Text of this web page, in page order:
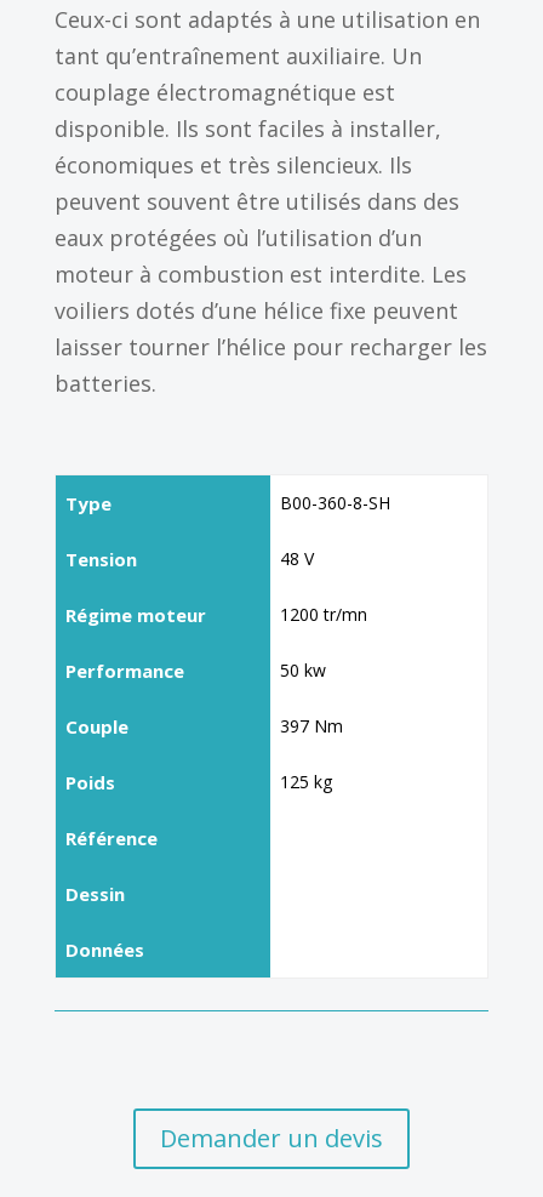
Ceux-ci sont adaptés à une utilisation en
tant qu’entraînement auxiliaire. Un
couplage électromagnétique est
disponible. Ils sont faciles à installer,
économiques et très silencieux. Ils
peuvent souvent être utilisés dans des
eaux protégées où l’utilisation d’un
moteur à combustion est interdite. Les
voiliers dotés d’une hélice fixe peuvent
laisser tourner l’hélice pour recharger les
batteries.
Type B00-360-8-SH
Tension 48 V
Régime moteur 1200 tr/mn
Performance 50 kw
Couple 397 Nm
Poids 125 kg
Référence
Dessin
Données
Demander un devis